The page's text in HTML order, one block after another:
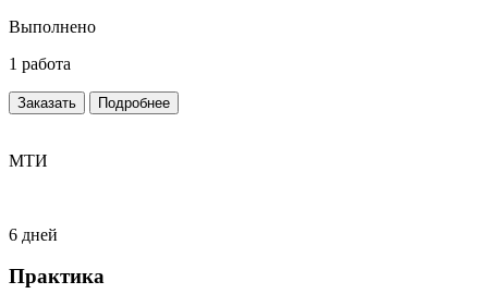
Выполнено
1 работа
Заказать Подробнее
МТИ
6 дней
Практика